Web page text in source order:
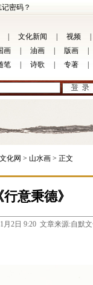
记密码？
文化新闻 视频
画 油画 版画
笔 诗歌 专著
化网 > 山水画 > 正文
行意秉德》
月2日 9:20 文章来源:自默